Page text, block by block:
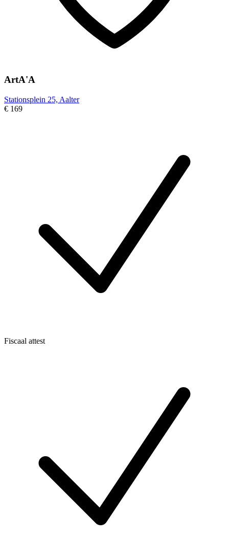
ArtA'A
Stationsplein 25, Aalter
€ 169
Fiscaal attest